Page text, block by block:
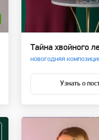
Тайна хвойного
новогодняя
Узнать о